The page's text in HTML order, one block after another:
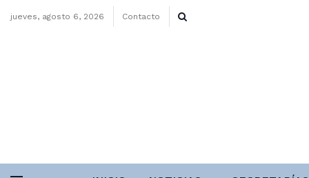
jueves, agosto 6, 2026 Contacto